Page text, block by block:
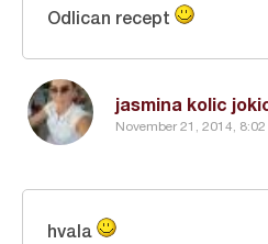
jasmina kolic
November 21, 2014,
Odlican recept
hvala